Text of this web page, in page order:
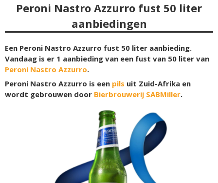
Peroni Nastro Azzurro fust 50 liter
aanbiedingen
Een Peroni Nastro Azzurro fust 50 liter aanbieding.
Vandaag is er 1 aanbieding van een fust van 50 liter van
Peroni Nastro Azzurro.
Peroni Nastro Azzurro is een pils uit Zuid-Afrika en
wordt gebrouwen door Bierbrouwerij SABMiller.